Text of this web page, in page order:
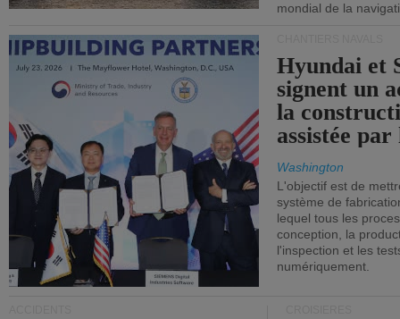
mondial de la
Hyundai et
signent un
la
assistée
Washington
L'objectif est de
système de
lequel tous les
conception, la
l'inspection et les
numériquement.